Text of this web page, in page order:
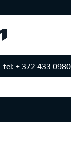
tel: + 372 433 0980